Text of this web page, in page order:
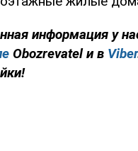
информация у
Obozrevatel и в Viber